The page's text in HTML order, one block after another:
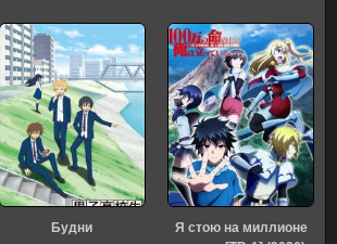
«Евангелиона» (2026)
Будни
Я стою на миллионе